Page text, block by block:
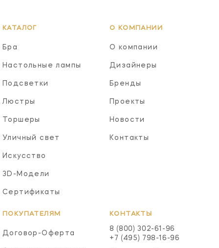
КАТАЛОГ
Бра
Настольные лампы
Подсветки
Люстры
Торшеры
Уличный свет
Искусство
3D-Модели
Сертификаты
О КОМПАНИИ
О компании
Дизайнеры
Бренды
Проекты
Новости
Контакты
ПОКУПАТЕЛЯМ
Договор-Оферта
КОНТАКТЫ
8 (800) 302-61-96
+7 (495) 798-16-96